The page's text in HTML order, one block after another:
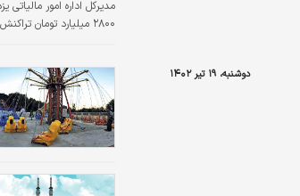
۲۸۰۰ میلیارد تومان تراکنش مالی در این استان خبر داد.
دوشنبه، ۱۹ تیر ۱۴۰۲